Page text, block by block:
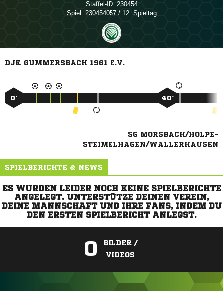
Staffel-ID: 230454
Spiel: 230454057 / 12. Spieltag
DJK GUMMERSBACH 1961 E.V.
0’ 40’
SG MORSBACH/HOLPE-
STEIMELHAGEN/WALLERHAUSEN
SPIELBERICHTE & NEWS
ES WURDEN LEIDER NOCH KEINE SPIELBERICHTE
ANGELEGT. UNTERSTÜTZE DEINEN VEREIN,
DEINE MANNSCHAFT UND IHRE FANS, INDEM DU
DEN ERSTEN SPIELBERICHT ANLEGST.
0
BILDER /
VIDEOS